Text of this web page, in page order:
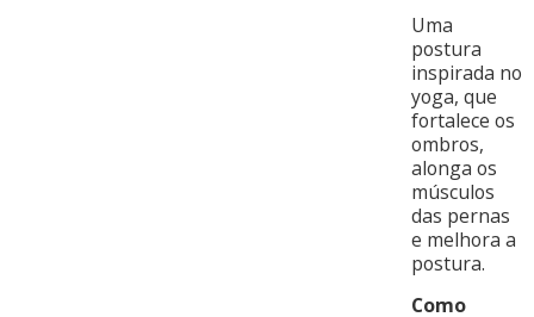
Uma
postura
inspirada no
yoga, que
fortalece os
ombros,
alonga os
músculos
das pernas
e melhora a
postura.
Como